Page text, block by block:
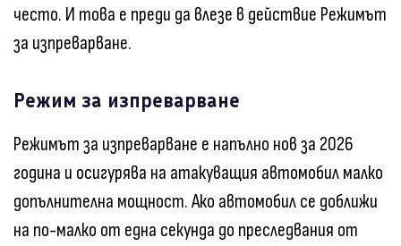
често. И това е преди да влезе в действие Режимът
за изпреварване.
Режим за изпреварване
Режимът за изпреварване е напълно нов за 2026
година и осигурява на атакуващия автомобил малко
допълнителна мощност. Ако автомобил се доближи
на по-малко от една секунда до преследвания от